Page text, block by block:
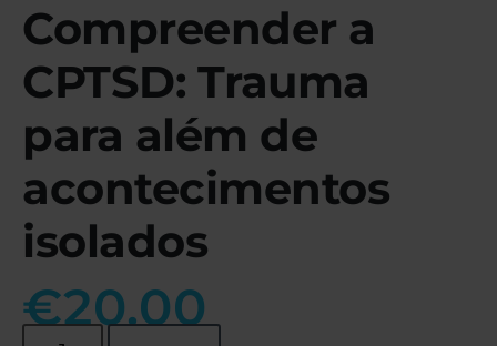
Compreender a
CPTSD: Trauma
para além de
acontecimentos
isolados
€20.00